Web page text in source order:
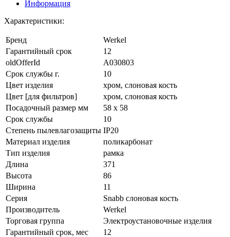
Информация
Характеристики:
Бренд
Werkel
Гарантийный срок
12
oldOfferId
A030803
Срок службы г.
10
Цвет изделия
хром, слоновая кость
Цвет [для фильтров]
хром, слоновая кость
Посадочный размер мм
58 х 58
Срок службы
10
Степень пылевлагозащиты IP20
Материал изделия
поликарбонат
Тип изделия
рамка
Длина
371
Высота
86
Ширина
11
Серия
Snabb слоновая кость
Производитель
Werkel
Торговая группа
Электроустановочные изделия
Гарантийный срок, мес
12